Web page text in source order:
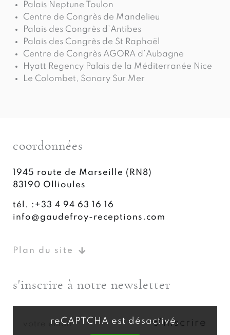
Palais Neptune Toulon
Centre de Congrès de Mandelieu
Palais des Congrès d’Antibes
Palais des Congrès de St Raphaël
Centre de Congrès AGORA d’Aubagne
Hyatt Regency Palais de la Méditerranée Nice
Le Colombet, Sanary Sur Mer
coordonnées
1945 route de Marseille (RN8)
83190 Ollioules
tél. : +33 4 94 63 16 16
info@gaudefroy-receptions.com
Plan du site
s'inscrire à notre newsletter
reCAPTCHA est désactivé.